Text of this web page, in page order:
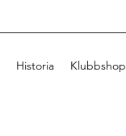
Historia Klubbshop